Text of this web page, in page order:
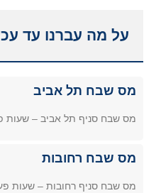
על מה עברנו עד
מס שבח תל אביב
מס שבח סניף תל אביב – שעות
מס שבח רחובות
מס שבח סניף רחובות – שעות